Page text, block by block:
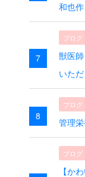
和也作
獣医
いただ
管理
【か